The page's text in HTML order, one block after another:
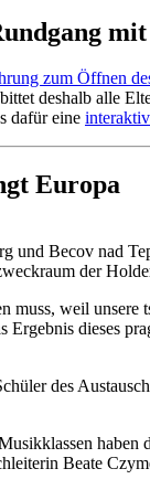
mit
deshalb alle
dafür eine
Europa
und Becov nad
der
muss, weil unsere
Ergebnis dieses
des
Beate